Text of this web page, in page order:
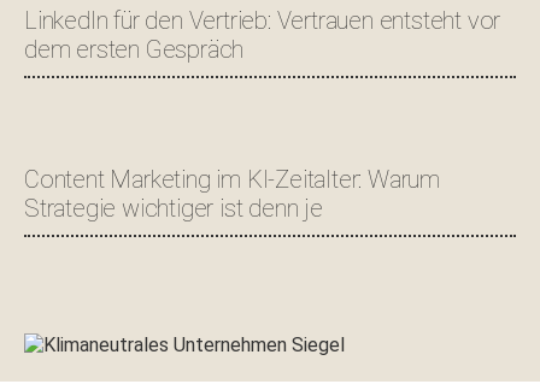
LinkedIn für den Vertrieb: Vertrauen entsteht vor
dem ersten Gespräch
Content Marketing im KI-Zeitalter: Warum
Strategie wichtiger ist denn je